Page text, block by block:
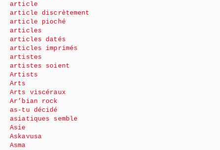
article
article discrètement
article pioché
articles
articles datés
articles imprimés
artistes
artistes soient
Artists
Arts
Arts viscéraux
Ar’bian rock
as-tu décidé
asiatiques semble
Asie
Askavusa
Asma